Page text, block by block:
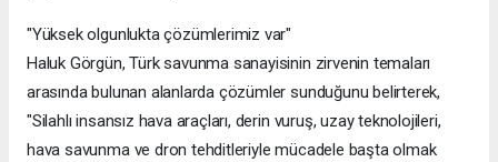
"Yüksek olgunlukta çözümlerimiz var"
Haluk Görgün, Türk savunma sanayisinin zirvenin temaları
arasında bulunan alanlarda çözümler sunduğunu belirterek,
"Silahlı insansız hava araçları, derin vuruş, uzay teknolojileri,
hava savunma ve dron tehditleriyle mücadele başta olmak